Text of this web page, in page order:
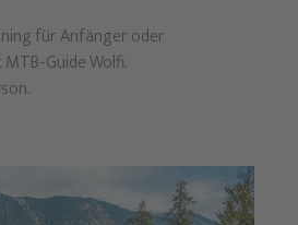
für Anfänger oder
Guide Wolfi.